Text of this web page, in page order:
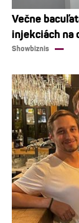
Večne
injekciách na
Showbiznis